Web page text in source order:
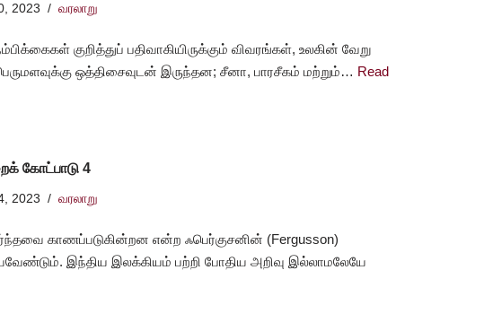
2023 வரலாறு
குறித்துப் பதிவாகியிருக்கும் விவரங்கள், உலகின் வேறு
ஒத்திசைவுடன் இருந்தன; சீனா, பாரசீகம் மற்றும்… Read
கோட்பாடு 4
2023 வரலாறு
காணப்படுகின்றன என்ற ஃபெர்குசனின் (Fergusson)
இந்திய இலக்கியம் பற்றி போதிய அறிவு இல்லாமலேயே